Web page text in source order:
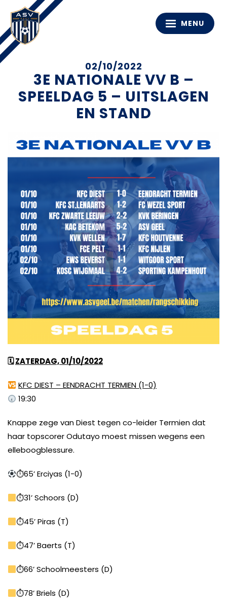
MENU
02/10/2022
3E NATIONALE VV B –
SPEELDAG 5 – UITSLAGEN
EN STAND
🗓ZATERDAG, 01/10/2022
KFC DIEST – EENDRACHT TERMIEN (1-0)
19:30
Knappe zege van Diest tegen co-leider Termien dat
haar topscorer Odutayo moest missen wegens een
elleboogblessure.
⏱65’ Erciyas (1-0)
⏱31’ Schoors (D)
⏱45’ Piras (T)
⏱47’ Baerts (T)
⏱66’ Schoolmeesters (D)
⏱78’ Briels (D)